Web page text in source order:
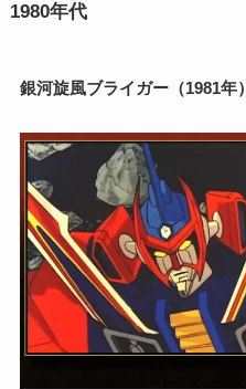
1980年代
銀河旋風ブライガー（1981年）